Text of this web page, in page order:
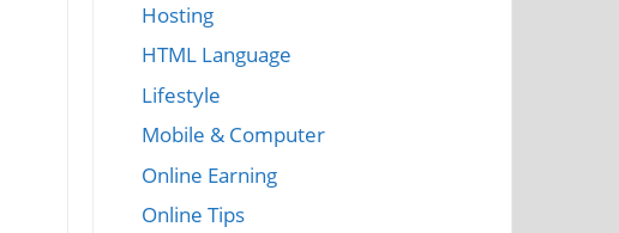
Hosting
HTML Language
Lifestyle
Mobile & Computer
Online Earning
Online Tips